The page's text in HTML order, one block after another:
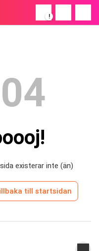
!
existerar inte (än)
till startsidan